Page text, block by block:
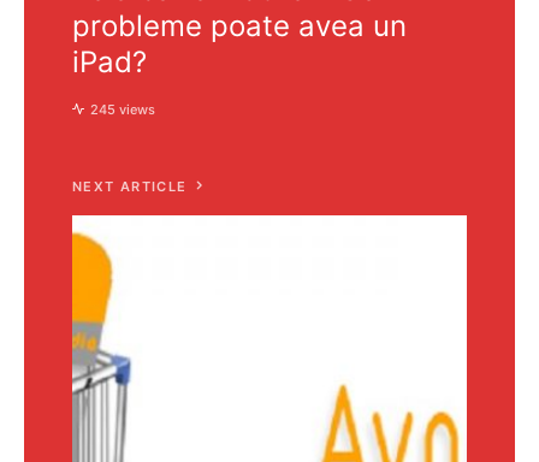
probleme poate avea un
iPad?
245 views
NEXT ARTICLE